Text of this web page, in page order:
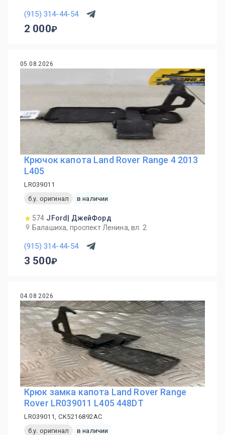
(915) 314-44-54
2 000
05.08.2026
Крючок капота Land Rover Range 4 2013
L405
LR039011
б.у. оригинал
в наличии
574 JFord| ДжейФорд
Балашиха, проспект Ленина, вл. 2
(915) 314-44-54
3 500
04.08.2026
Крюк замка капота Land Rover Range
Rover LR039011 L405 448DT
LR039011, CK5216892AC
б.у. оригинал
в наличии